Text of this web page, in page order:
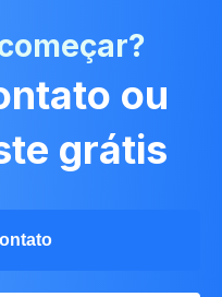
ou
grátis